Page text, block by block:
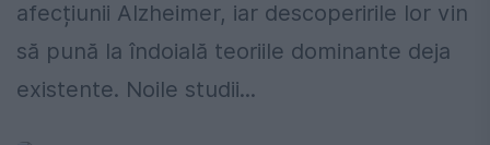
afecțiunii Alzheimer, iar descoperirile lor vin
să pună la îndoială teoriile dominante deja
existente. Noile studii...